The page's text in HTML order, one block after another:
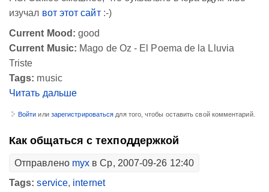
изучал вот этот сайт:-)
Current Mood: good
Current Music: Mago de Oz - El Poema de la Lluvia
Triste
Tags: music
Читать дальше
Войти или зарегистрироваться для того, чтобы оставить свой комментарий.
Как общаться с техподдержкой
Отправлено myx в Ср, 2007-09-26 12:40
Tags:service, internet